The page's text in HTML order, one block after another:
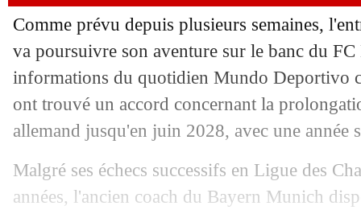
Comme prévu depuis plusieurs semaines,
va poursuivre son aventure sur le banc du FC
informations du quotidien Mundo Deportivo
ont trouvé un accord concernant la
allemand jusqu'en juin 2028, avec une année
Malgré ses échecs successifs en Ligue des
années, l'ancien coach du Bayern Munich
01/05 Nice: Puel évoque le cas Boudache
01/05 Aston Villa: Emery s'en prend à la
01/05 Real: Benfica contre-attaque pour
01/05 PSG: de nombreux jeunes à